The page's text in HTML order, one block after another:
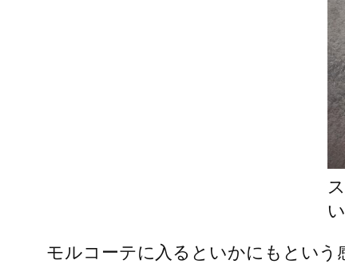
モルコーテに入るといかにもという